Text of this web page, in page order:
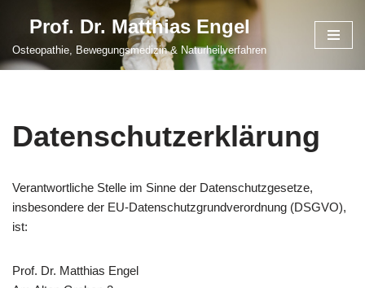
Zum
Inhalt
Prof. Dr. Matthias Engel
Osteopathie, Bewegungsmedizin & Naturheilverfahren
Datenschutzerklärung
Verantwortliche Stelle im Sinne der Datenschutzgesetze,
insbesondere der EU-Datenschutzgrundverordnung (DSGVO),
ist:
Prof. Dr. Matthias Engel